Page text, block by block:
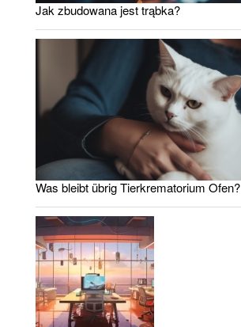
Jak zbudowana jest trąbka?
Was bleibt übrig Tierkrematorium Ofen?